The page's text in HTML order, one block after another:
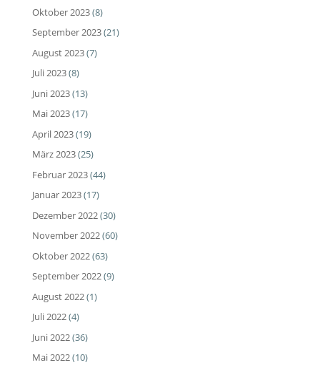
Oktober 2023(8)
September 2023(21)
August 2023(7)
Juli 2023(8)
Juni 2023(13)
Mai 2023(17)
April 2023(19)
März 2023(25)
Februar 2023(44)
Januar 2023(17)
Dezember 2022(30)
November 2022(60)
Oktober 2022(63)
September 2022(9)
August 2022(1)
Juli 2022(4)
Juni 2022(36)
Mai 2022(10)